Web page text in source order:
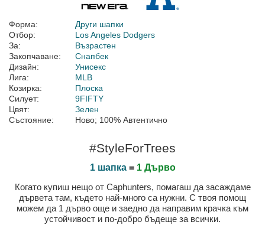
Форма:
Други шапки
Отбор:
Los Angeles Dodgers
За:
Възрастен
Закопчаване:
Снапбек
Дизайн:
Унисекс
Лига:
MLB
Козирка:
Плоска
Силует:
9FIFTY
Цвят:
Зелен
Състояние:
Ново; 100% Автентично
#StyleForTrees
1 шапка= 1 Дърво
Когато купиш нещо от Caphunters, помагаш да засаждаме
дървета там, където най-много са нужни. С твоя помощ
можем да 1 дърво още и заедно да направим крачка към
устойчивост и по-добро бъдеще за всички.